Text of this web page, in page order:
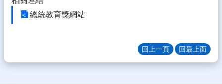
軟
區
總統教育獎網站
回上一頁 回最上面